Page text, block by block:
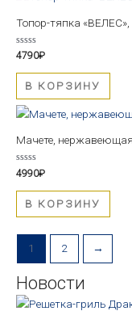
Топор-тяпка
Оценка
из
4790₽
В КОРЗИНУ
Мачете,
Оценка
0
из
4990₽
В КОРЗИНУ
1 2 →
Новости